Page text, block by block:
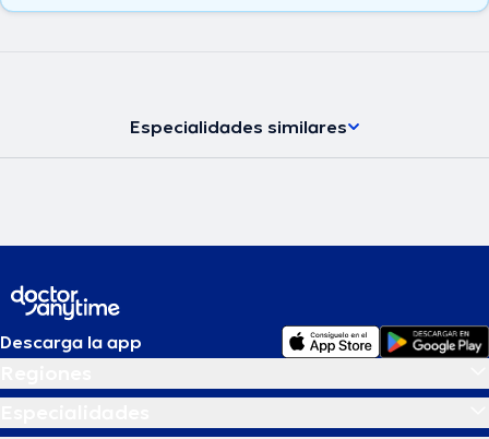
Especialidades similares
Descarga la app